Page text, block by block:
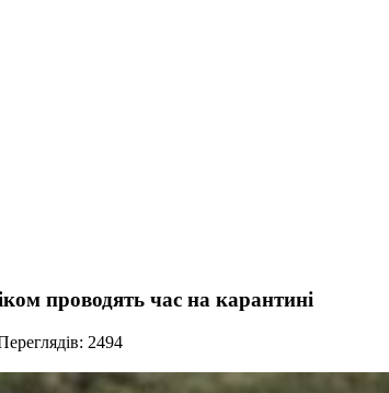
проводять час на карантині
2494